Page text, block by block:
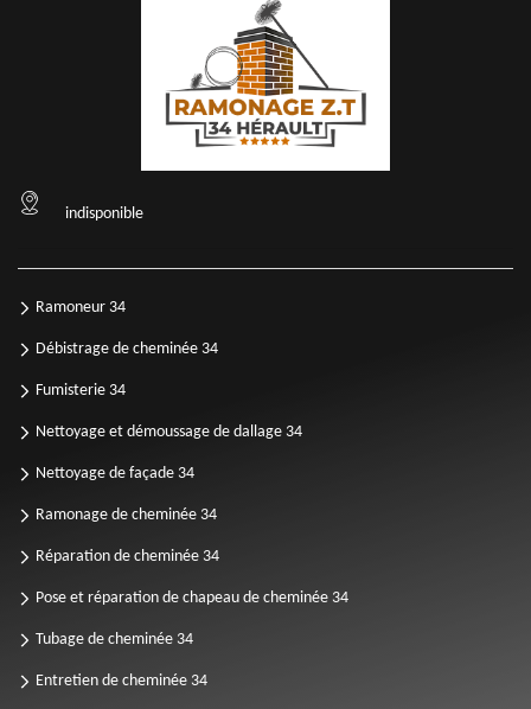
indisponible
Ramoneur 34
Débistrage de cheminée 34
Fumisterie 34
Nettoyage et démoussage de dallage 34
Nettoyage de façade 34
Ramonage de cheminée 34
Réparation de cheminée 34
Pose et réparation de chapeau de cheminée 34
Tubage de cheminée 34
Entretien de cheminée 34